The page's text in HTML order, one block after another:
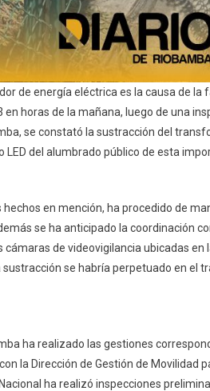
de energía eléctrica es la causa de la
horas de la mañana, luego de una
se constató la sustracción del
del alumbrado público de esta
en mención, ha procedido de
se ha anticipado la coordinación
cámaras de videovigilancia ubicadas
se habría perpetuado en el
ha realizado las gestiones
la Dirección de Gestión de
ha realizó inspecciones